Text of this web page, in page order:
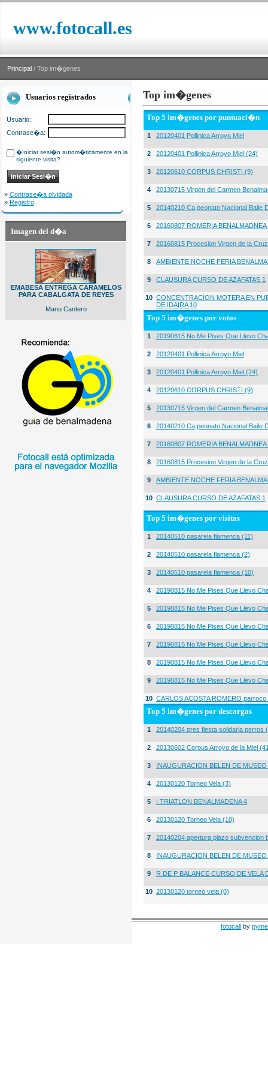
www.fotocall.es
Principal / Top im�genes
Usuarios registrados
Usuario:
Contrase�a:
�Iniciar sesi�n autom�ticamente en la
siguiente visita?
» Contrase�a olvidada
» Registro
Imagen del d�a
EMABESA ENTREGA CARAMELOS
PARA CABALGATA DE REYES
Manu Cantero
Top im�genes
Top 5 im�genes por puntuaci�n
1 20120401 Pollinica Arroyo Miel
2 20120401 Pollinica Arroyo Miel (24)
3 20120610 CORPUS CHRISTI (9)
4 20130715 Virgen del Carmen
5 20140210 Ca,peonato Nacional Baile
6 20160807 ROMERIA
7 20160815 Procesion Virgen de la
8 AMBIENTE NOCHE FERIA
9 CLAUSURA CURSO DE AZAFATAS 1
10 CONCENTRACION MOTERA EN
DE IDAIRA 10
Top 5 im�genes por votos
1 20190815 No Me Pises Que Llevo
2 20120401 Pollinica Arroyo Miel
3 20120401 Pollinica Arroyo Miel (24)
4 20120610 CORPUS CHRISTI (9)
5 20130715 Virgen del Carmen
6 20140210 Ca,peonato Nacional Baile
7 20160807 ROMERIA
8 20160815 Procesion Virgen de la
9 AMBIENTE NOCHE FERIA
10 CLAUSURA CURSO DE AZAFATAS 1
Top 5 im�genes por visitas
1 20140510 pasarela flamenca (11)
2 20140510 pasarela flamenca (2)
3 20140510 pasarela flamenca (10)
4 20190815 No Me Pises Que Llevo
5 20190815 No Me Pises Que Llevo
6 20190815 No Me Pises Que Llevo
7 20190815 No Me Pises Que Llevo
8 20190815 No Me Pises Que Llevo
9 20190815 No Me Pises Que Llevo
10 CARLOS ACOSTA ROMERO
Top 5 im�genes por descargas
1 20140204 pres fiesta solidaria perros
2 20130602 Corpus Arroyo de la Miel
3 INAUGURACION BELEN DE
4 20130120 Torneo Vela (3)
5 I TRIATLON BENALMADENA 4
6 20130120 Torneo Vela (10)
7 20140204 apertura plazo subvencion
8 INAUGURACION BELEN DE
9 R DE P BALANCE CURSO DE VELA
10 20130120 torneo vela (0)
fotocall by